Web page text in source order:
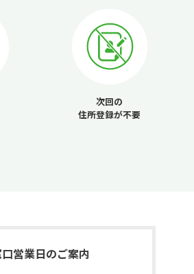
次回の
住所登録が不要
営業日のご案内